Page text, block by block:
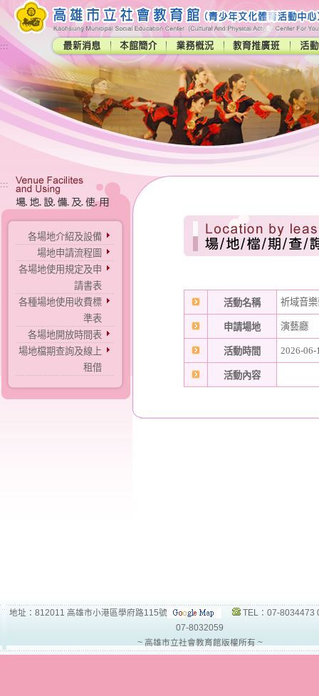
:::
:::
各場地介紹及設備
場地申請流程圖
各場地使用規定及申
請書表
各種場地使用收費標
準表
各場地開放時間表
場地檔期查詢及線上
租借
活動名稱 祈域音
申請場地 演藝廳
活動時間 2026-06-
活動內容
地址：812011 高雄市小港區學府路115號
TEL：07-8034473
07-8032059
~ 高雄市立社會教育館版權所有 ~